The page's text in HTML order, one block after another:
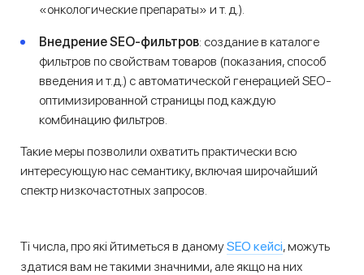
«онкологические препараты» и т. д.).
Внедрение SEO-фильтров: создание в каталоге
фильтров по свойствам товаров (показания, способ
введения и т.д.) с автоматической генерацией SEO-
оптимизированной страницы под каждую
комбинацию фильтров.
Такие меры позволили охватить практически всю
интересующую нас семантику, включая широчайший
спектр низкочастотных запросов.
Ті числа, про які йтиметься в даномуSEO кейсі, можуть
здатися вам не такими значними, але якщо на них